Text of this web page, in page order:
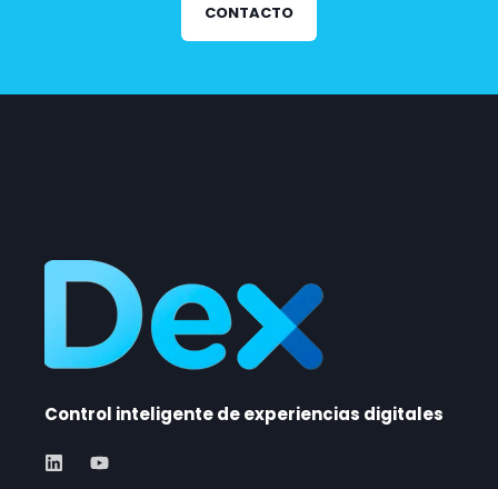
CONTACTO
Control inteligente de experiencias digitales